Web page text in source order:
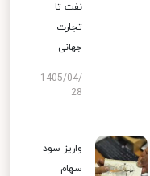
نفت تا
تجارت
جهانی
1405/04/
28
واریز سود
سهام